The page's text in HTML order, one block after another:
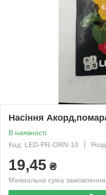
Насіння
В наявності
Код: LED-PR-ORN-10
19,45 ₴
Мінімальна сума